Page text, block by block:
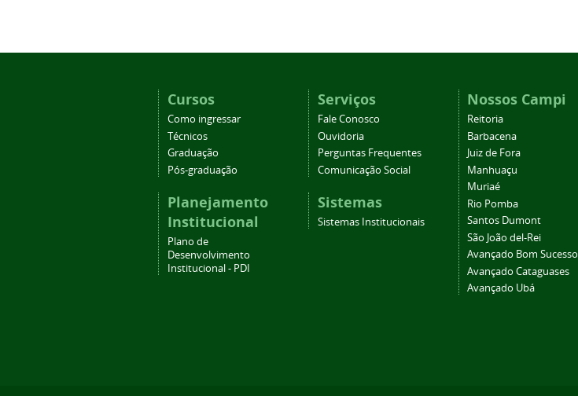
Cursos
Como ingressar
Técnicos
Graduação
Pós-graduação
Planejamento
Institucional
Plano de
Desenvolvimento
Institucional - PDI
Serviços
Fale Conosco
Ouvidoria
Perguntas Frequentes
Comunicação Social
Sistemas
Sistemas Institucionais
Nossos Campi
Reitoria
Barbacena
Juiz de Fora
Manhuaçu
Muriaé
Rio Pomba
Santos Dumont
São João del-Rei
Avançado Bom Sucesso
Avançado Cataguases
Avançado Ubá